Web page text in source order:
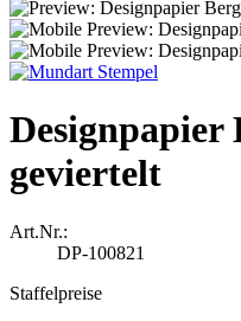
Designpapier
geviertelt
Art.Nr.:
DP-100821
Staffelpreise